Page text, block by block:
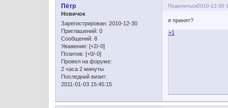
Поделиться2010-12-30
Пётр
Новичок
Зарегистрирован: 2010-12-30
Приглашений: 0
Сообщений: 8
Уважение: [+2/-0]
Позитив: [+0/-0]
Провел на форуме:
2 часа 2 минуты
Последний визит:
2011-01-03 15:45:15
я принят?
+1